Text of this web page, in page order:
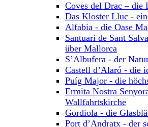
Coves del Drac – die
Das Kloster Lluc -
Alfabia - die Oase
Santuari de Sant
über Mallorca
S’Albufera - der
Castell d’Alaró - die
Puíg Major - die
Ermita Nostra
Wallfahrtskirche
Gordiola - die
Port d’Andratx - der